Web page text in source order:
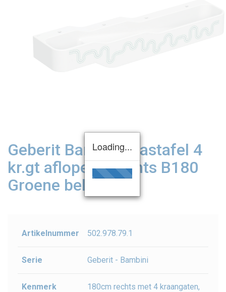
Geberit Bambini wastafel 4
kr.gt aflopend rechts B180
Groene belijning
Artikelnummer 502.978.79.1
Serie Geberit - Bambini
Kenmerk
180cm rechts met 4 kraangaten,
Loading...